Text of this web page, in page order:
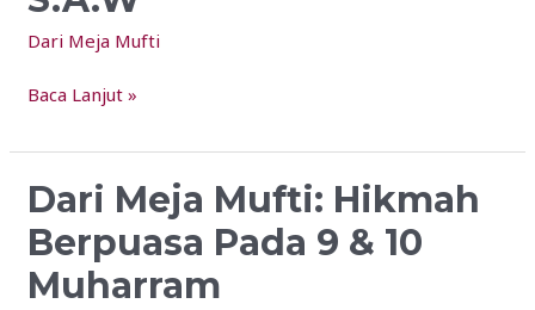
Dari Meja Mufti
&
Akhlak
Muhammad
Baca Lanjut »
Dari Meja Mufti: Hikmah
Berpuasa Pada 9 & 10
Muharram
Dari
Mufti:
Hikmah